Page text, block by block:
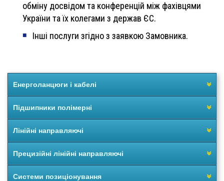
обміну досвідом та конференцій між фахівцями
України та їх колегами з держав ЄС.
Інші послуги згідно з заявкою Замовника.
Енерголанцюги і кабелі
Підшипники полімерні
Лінійні направляючі
Прецизійні лінійні направляючі
Системи позиціонування